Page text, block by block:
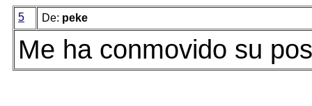
5 De: peke
Me ha conmovido su